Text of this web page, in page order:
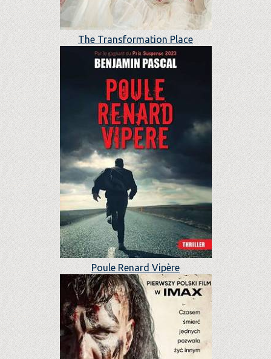
The Transformation Place
Poule Renard Vipère